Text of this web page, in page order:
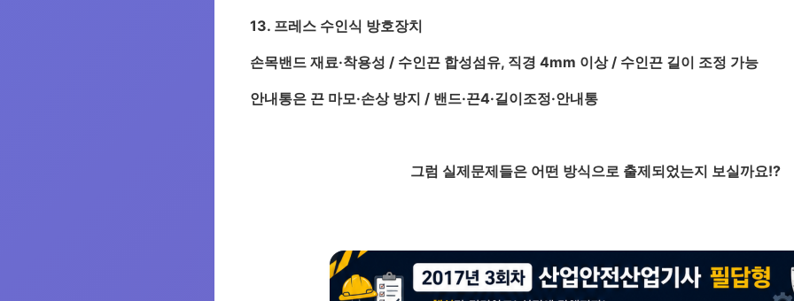
13. 프레스 수인식 방호장치
손목밴드 재료·착용성 / 수인끈 합성섬유, 직경 4mm 이상 / 수인끈 길이 조정 가능
안내통은 끈 마모·손상 방지 / 밴드·끈4·길이조정·안내통
그럼 실제문제들은 어떤 방식으로 출제되었는지 보실까요!?